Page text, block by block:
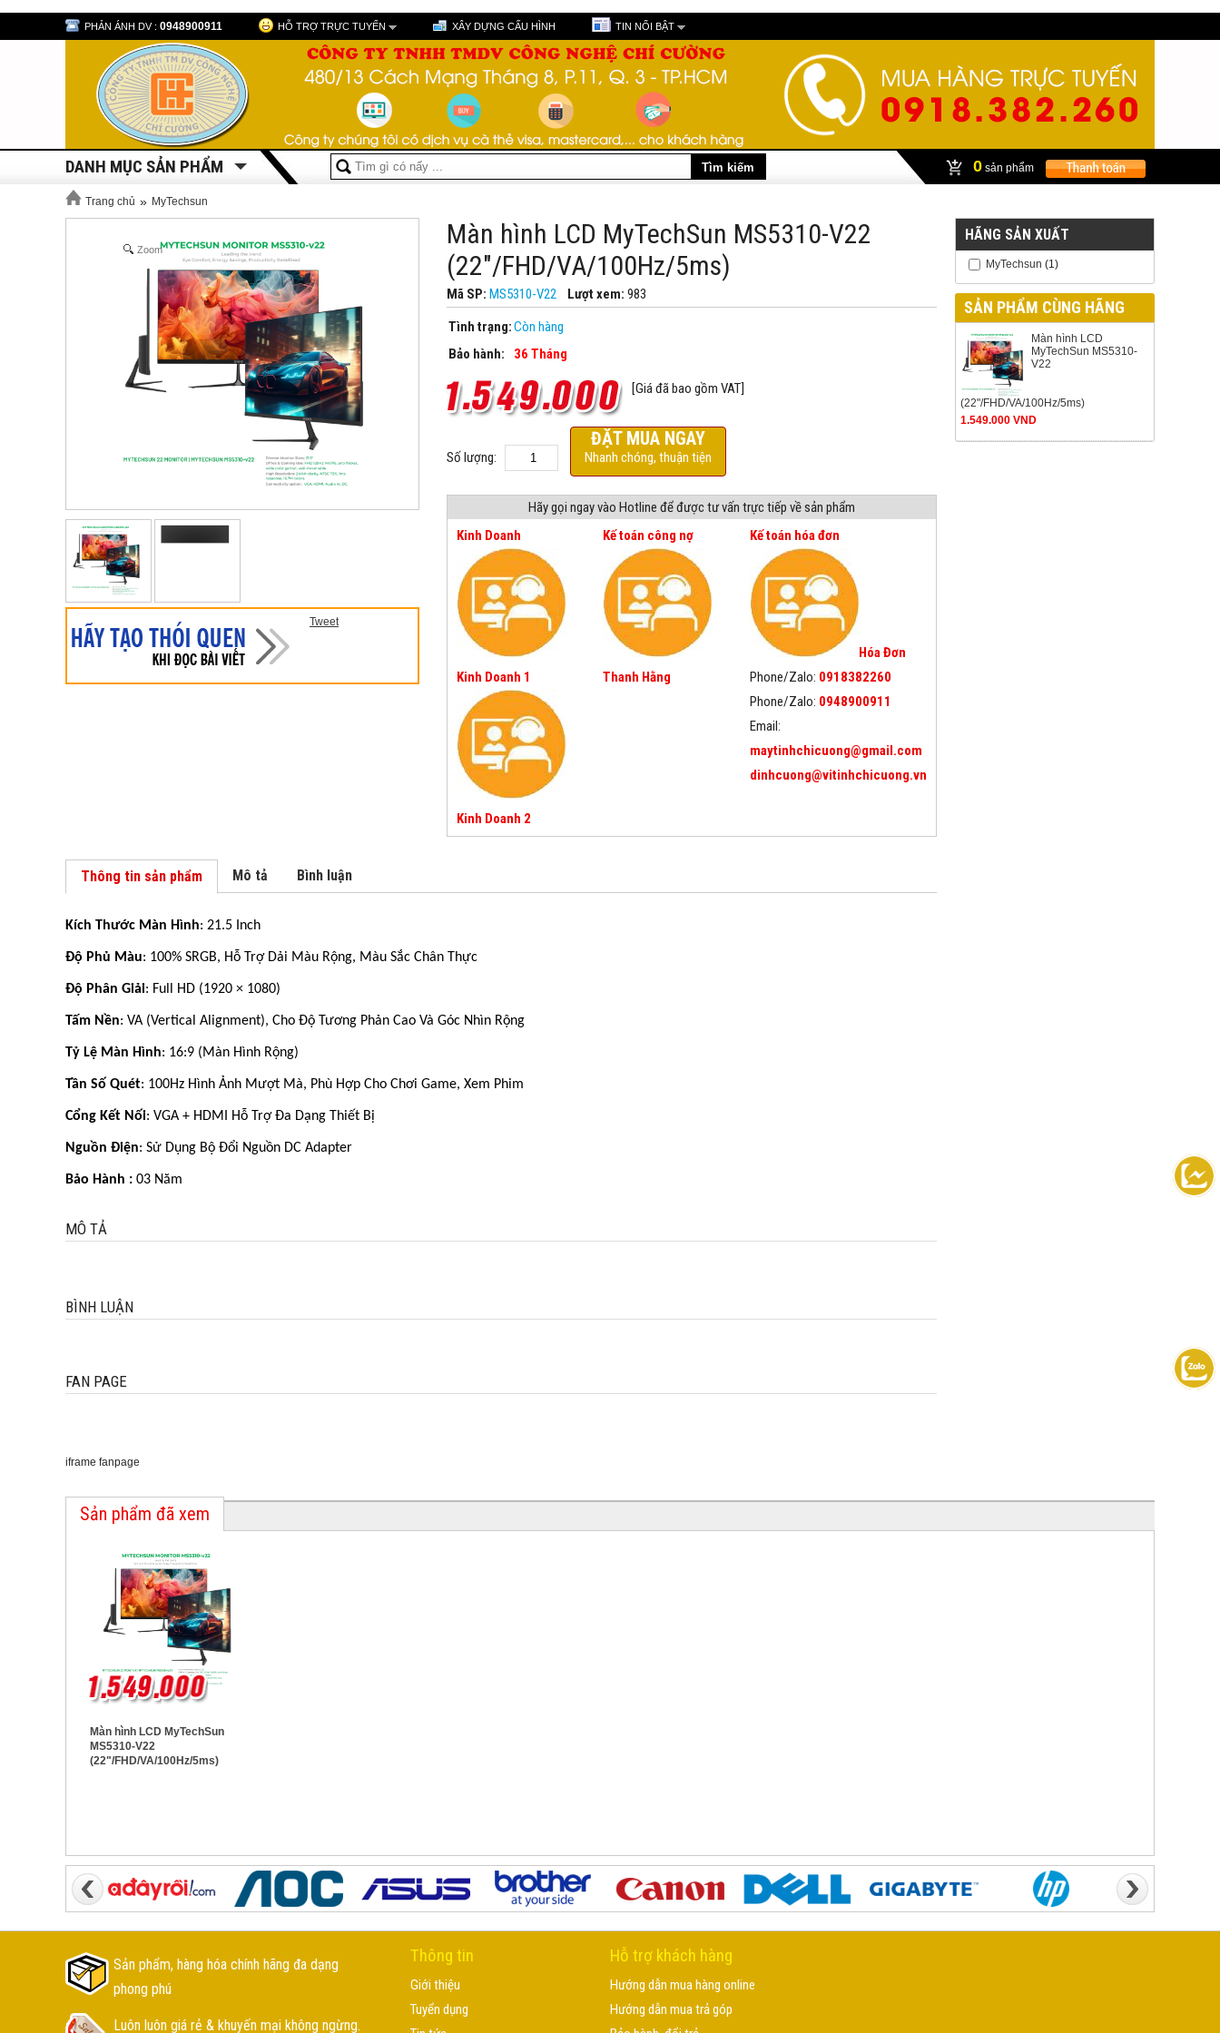
PHẢN ÁNH DV : 0948900911 HỖ TRỢ TRỰC TUYẾN XÂY DỰNG CẤU HÌNH TIN NỔI BẬT
DANH MỤC SẢN PHẨM 0 sản phẩm
Trang chủ » MyTechsun
Zoom
Tweet
Màn hình LCD MyTechSun MS5310-V22
(22"/FHD/VA/100Hz/5ms)
Mã SP: MS5310-V22 Lượt xem: 983
Tình trạng:Còn hàng
Bảo hành:
36 Tháng
[Giá đã bao gồm VAT]
Số lượng:
ĐẶT MUA NGAY
Nhanh chóng, thuận tiện
Hãy gọi ngay vào Hotline để được tư vấn trực tiếp về sản phẩm
Kinh Doanh
Kinh Doanh 1
Kinh Doanh 2
Kế toán công nợ
Thanh Hằng
Kế toán hóa đơn
Hóa Đơn
Phone/Zalo: 0918382260
Phone/Zalo: 0948900911
Email:
maytinhchicuong@gmail.com
dinhcuong@vitinhchicuong.vn
Thông tin sản phẩm Mô tả Bình luận
Kích Thước Màn Hình: 21.5 Inch
Độ Phủ Màu: 100% SRGB, Hỗ Trợ Dải Màu Rộng, Màu Sắc Chân Thực
Độ Phân Giải: Full HD (1920 × 1080)
Tấm Nền: VA (Vertical Alignment), Cho Độ Tương Phản Cao Và Góc Nhìn Rộng
Tỷ Lệ Màn Hình: 16:9 (màn Hình Rộng)
Tần Số Quét: 100Hz Hình Ảnh Mượt Mà, Phù Hợp Cho Chơi Game, Xem Phim
Cổng Kết Nối: VGA + HDMI Hỗ Trợ Đa Dạng Thiết Bị
Nguồn Điện: Sử Dụng Bộ Đổi Nguồn DC Adapter
Bảo Hành : 03 Năm
MÔ TẢ
BÌNH LUẬN
FAN PAGE
iframe fanpage
HÃNG SẢN XUẤT
MyTechsun (1)
SẢN PHẨM CÙNG HÃNG
Màn hình LCD
MyTechSun MS5310-
V22
(22"/FHD/VA/100Hz/5ms)
1.549.000 VND
Sản phẩm đã xem
Màn hình LCD MyTechSun
MS5310-V22
(22"/FHD/VA/100Hz/5ms)
Sản phẩm, hàng hóa chính hãng đa dạng
phong phú
Luôn luôn giá rẻ & khuyến mại không ngừng.
Thông tin
Giới thiệu
Tuyển dụng
Hỗ trợ khách hàng
Hướng dẫn mua hàng online
Hướng dẫn mua trả góp